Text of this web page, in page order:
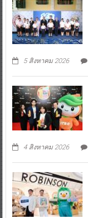
5 สิงหาคม 2026
4 สิงหาคม 2026